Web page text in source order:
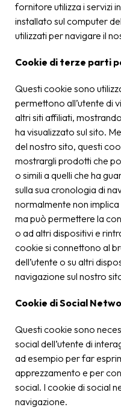
fornitore utilizza i servizi
installato sul computer
utilizzati per navigare il
Cookie di terze parti
Questi cookie sono
permettono all’utente di
altri siti affiliati,
ha visualizzato sul sito.
del nostro sito, questi
mostrargli prodotti che
o simili a quelli che ha
sulla sua cronologia di
normalmente non
ma può permettere la
o ad altri dispositivi e
cookie si connettono al
dell’utente o su altri
navigazione sul nostro
Cookie di Social
Questi cookie sono
social dell’utente di
ad esempio per far
apprezzamento e per
social. I cookie di social
navigazione.